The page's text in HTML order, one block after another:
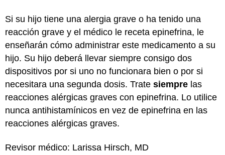
Si su hijo tiene una alergia grave o ha tenido una
reacción grave y el médico le receta epinefrina, le
enseñarán cómo administrar este medicamento a su
hijo. Su hijo deberá llevar siempre consigo dos
dispositivos por si uno no funcionara bien o por si
necesitara una segunda dosis. Trate siempre las
reacciones alérgicas graves con epinefrina. Lo utilice
nunca antihistamínicos en vez de epinefrina en las
reacciones alérgicas graves.
Revisor médico: Larissa Hirsch, MD